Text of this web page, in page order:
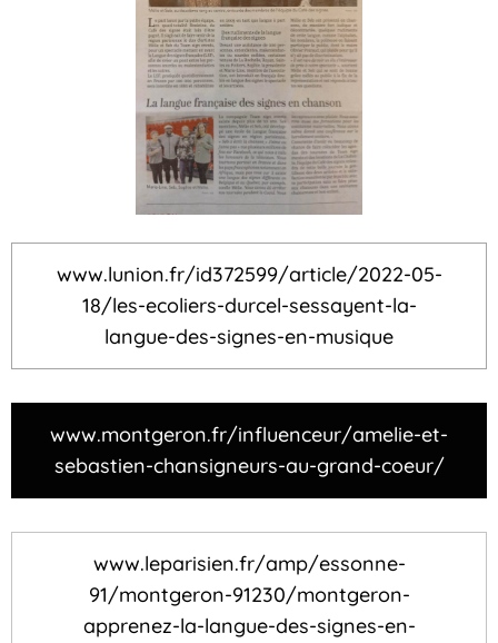
www.lunion.fr/id372599/article/2022-05-
18/les-ecoliers-durcel-sessayent-la-
langue-des-signes-en-musique
www.montgeron.fr/influenceur/amelie-et-
sebastien-chansigneurs-au-grand-coeur/
www.leparisien.fr/amp/essonne-
91/montgeron-91230/montgeron-
apprenez-la-langue-des-signes-en-